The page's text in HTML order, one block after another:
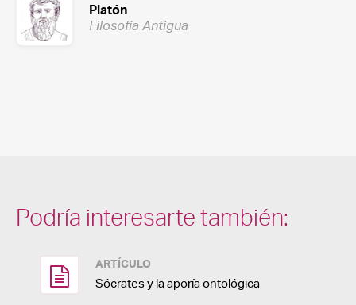
Platón
Filosofía Antigua
Podría interesarte también:
ARTÍCULO
Sócrates y la aporía ontológica